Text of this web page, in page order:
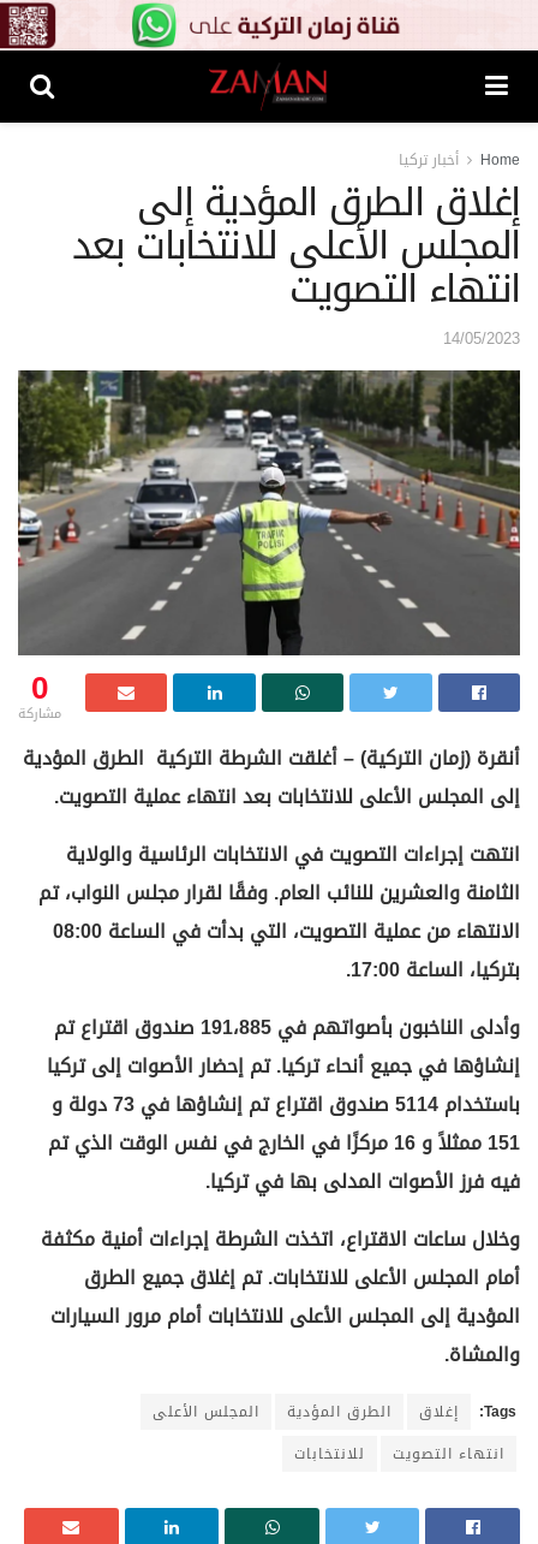
Home أخبار تركيا
إغلاق الطرق المؤدية إلى
المجلس الأعلى للانتخابات بعد
انتهاء التصويت
14/05/2023
0
مشاركة
أنقرة (زمان التركية) – أغلقت الشرطة التركية الطرق المؤدية
إلى المجلس الأعلى للانتخابات بعد انتهاء عملية التصويت.
انتهت إجراءات التصويت في الانتخابات الرئاسية والولاية
الثامنة والعشرين للنائب العام. وفقًا لقرار مجلس النواب، تم
الانتهاء من عملية التصويت، التي بدأت في الساعة 08:00
بتركيا، الساعة 17:00.
وأدلى الناخبون بأصواتهم في 191،885 صندوق اقتراع تم
إنشاؤها في جميع أنحاء تركيا. تم إحضار الأصوات إلى تركيا
باستخدام 5114 صندوق اقتراع تم إنشاؤها في 73 دولة و
151 ممثلاً و 16 مركزًا في الخارج في نفس الوقت الذي تم
فيه فرز الأصوات المدلى بها في تركيا.
وخلال ساعات الاقتراع، اتخذت الشرطة إجراءات أمنية مكثفة
أمام المجلس الأعلى للانتخابات. تم إغلاق جميع الطرق
المؤدية إلى المجلس الأعلى للانتخابات أمام مرور السيارات
والمشاة.
Tags: إغلاق الطرق المؤدية
المجلس الأعلى
انتهاء التصويت
للانتخابات